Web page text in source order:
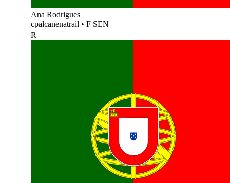
Ana Rodrigues
cpalcanenatrail • F SEN
R